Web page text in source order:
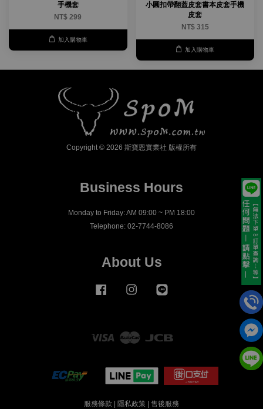
手機套
NT$ 299
加入購物車
小圓扣帶翻蓋皮套書本皮套手機
皮套
NT$ 315
加入購物車
Copyright © 2026 斯寶恩實業社 版權所有
Business Hours
Monday to Friday: AM 09:00 ~ PM 18:00
Telephone: 02-7744-8086
About Us
Facebook Instagram
Visa Master
服務條款 | 隱私政策 | 售後服務